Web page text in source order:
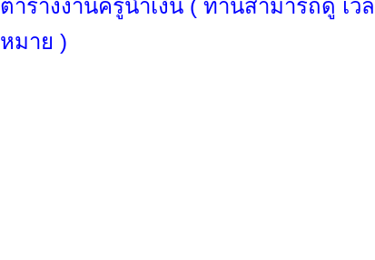
ตารางงานครูน้ำเงิน ( ท่านสามารถดู เว
หมาย )